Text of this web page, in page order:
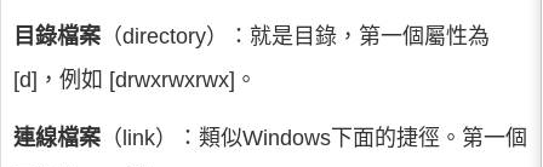
目錄檔案 （directory）：就是目錄，第一個屬性為
[d]，例如 [drwxrwxrwx]。
連線檔案 （link）：類似Windows下面的捷徑。第一個